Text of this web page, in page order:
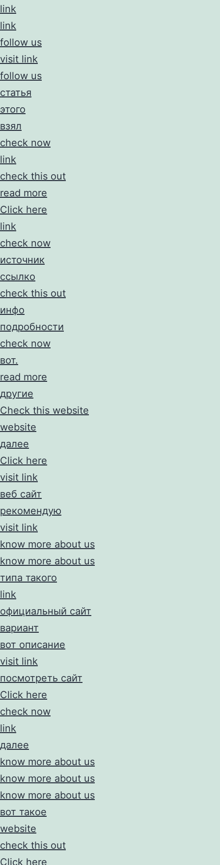
link
link
follow us
visit link
follow us
статья
этого
взял
check now
link
check this out
read more
Click here
link
check now
источник
ссылко
check this out
инфо
подробности
check now
вот.
read more
другие
Check this website
website
далее
Click here
visit link
веб сайт
рекомендую
visit link
know more about us
know more about us
типа такого
link
официальный сайт
вариант
вот описание
visit link
посмотреть сайт
Click here
check now
link
далее
know more about us
know more about us
know more about us
вот такое
website
check this out
Click here